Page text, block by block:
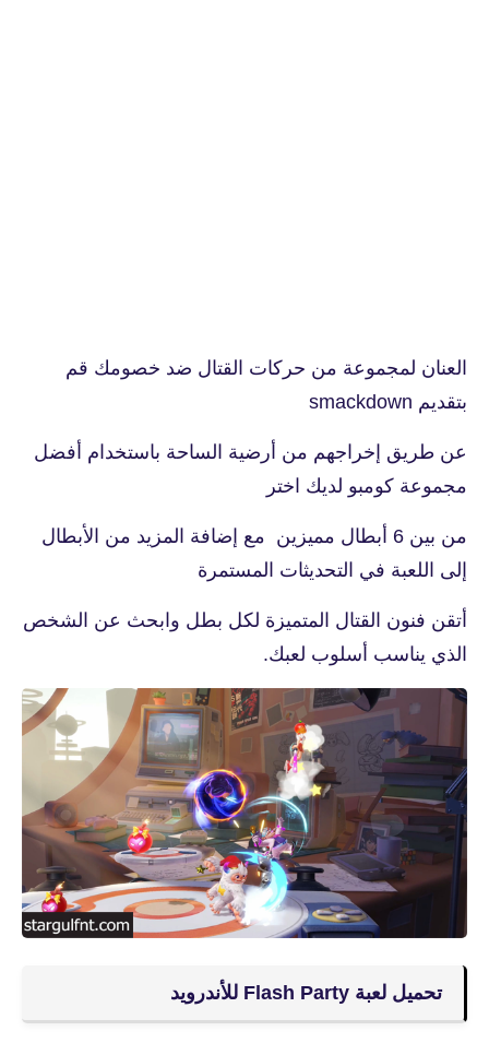
العنان لمجموعة من حركات القتال ضد خصومك قم
بتقديم smackdown
عن طريق إخراجهم من أرضية الساحة باستخدام أفضل
مجموعة كومبو لديك اختر
من بين 6 أبطال مميزين مع إضافة المزيد من الأبطال
إلى اللعبة في التحديثات المستمرة
أتقن فنون القتال المتميزة لكل بطل وابحث عن الشخص
الذي يناسب أسلوب لعبك.
تحميل لعبة Flash Party للأندرويد